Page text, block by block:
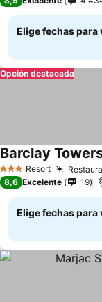
Elige fechas
Opción destacada
3 EstrellasResort
Barclay
8,6 Excelente 19
Elige fechas